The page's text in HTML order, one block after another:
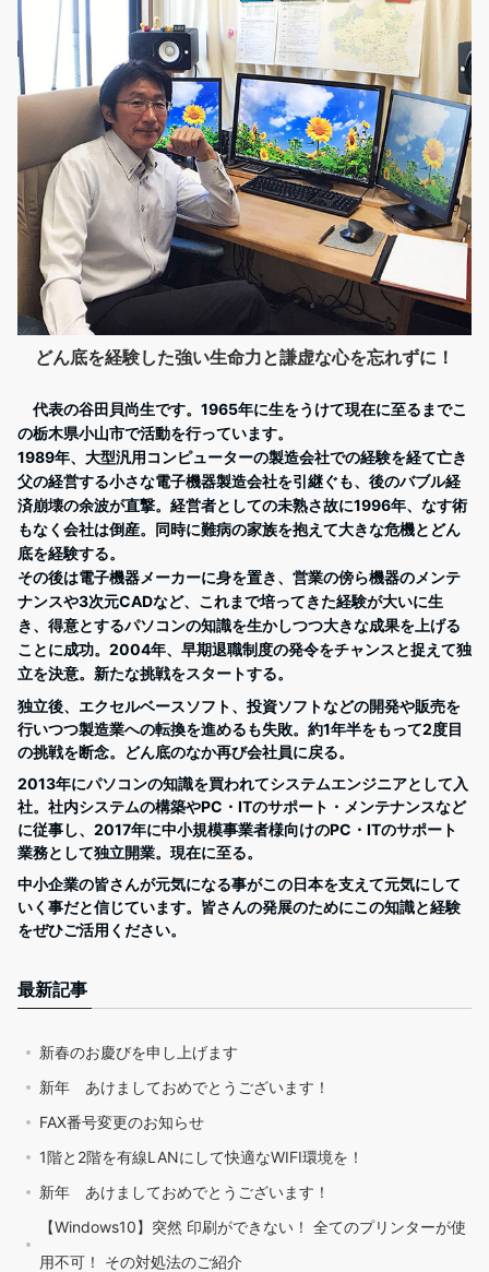
どん底を経験した強い生命力と謙虚な心を忘れずに！
代表の谷田貝尚生です。1965年に生をうけて現在に至るまでこ
の栃木県小山市で活動を行っています。
1989年、大型汎用コンピューターの製造会社での経験を経て亡き
父の経営する小さな電子機器製造会社を引継ぐも、後のバブル経
済崩壊の余波が直撃。経営者としての未熟さ故に1996年、なす術
もなく会社は倒産。同時に難病の家族を抱えて大きな危機とどん
底を経験する。
その後は電子機器メーカーに身を置き、営業の傍ら機器のメンテ
ナンスや3次元CADなど、これまで培ってきた経験が大いに生
き、得意とするパソコンの知識を生かしつつ大きな成果を上げる
ことに成功。2004年、早期退職制度の発令をチャンスと捉えて独
立を決意。新たな挑戦をスタートする。
独立後、エクセルベースソフト、投資ソフトなどの開発や販売を
行いつつ製造業への転換を進めるも失敗。約1年半をもって2度目
の挑戦を断念。どん底のなか再び会社員に戻る。
2013年にパソコンの知識を買われてシステムエンジニアとして入
社。社内システムの構築やPC・ITのサポート・メンテナンスなど
に従事し、2017年に中小規模事業者様向けのPC・ITのサポート
業務として独立開業。現在に至る。
中小企業の皆さんが元気になる事がこの日本を支えて元気にして
いく事だと信じています。皆さんの発展のためにこの知識と経験
をぜひご活用ください。
最新記事
新春のお慶びを申し上げます
新年 あけましておめでとうございます！
FAX番号変更のお知らせ
1階と2階を有線LANにして快適なWIFI環境を！
新年 あけましておめでとうございます！
【Windows10】突然 印刷ができない！ 全てのプリンターが使
用不可！ その対処法のご紹介